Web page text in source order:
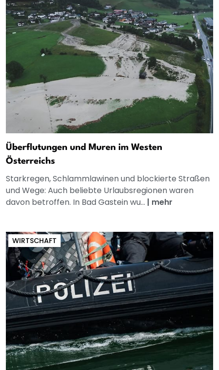
Überflutungen und Muren im Westen
Österreichs
Starkregen, Schlammlawinen und blockierte Straßen
und Wege: Auch beliebte Urlaubsregionen waren
davon betroffen. In Bad Gastein wu... | mehr
WIRTSCHAFT